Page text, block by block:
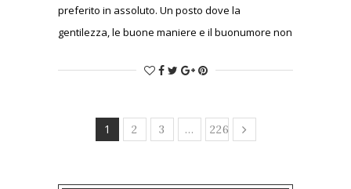
preferito in assoluto. Un posto dove la
gentilezza, le buone maniere e il buonumore non
1 2 3 … 226